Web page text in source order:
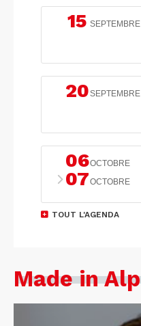
15 SEPTEMBRE
20SEPTEMBRE
06OCTOBRE
07OCTOBRE
TOUT L'AGENDA
Made in